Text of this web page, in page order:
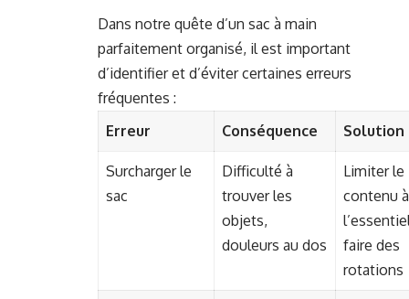
Dans notre quête d’un sac à main
parfaitement organisé, il est important
d’identifier et d’éviter certaines erreurs
fréquentes :
Erreur
Conséquence Solution
Surcharger le
sac
Difficulté à
trouver les
objets,
douleurs au dos
Limiter le
contenu à
faire des
rotations